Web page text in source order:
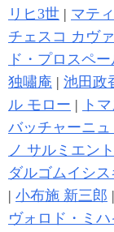
リヒ3世 | マテ
チェスコ カヴ
ド・プロスペ
独嘯庵 | 池田政
ル モロー | ト
バッチャーニ
ノ サルミエント
ダルゴムイシス
| 小布施 新三郎 |
ヴォロド・ミ